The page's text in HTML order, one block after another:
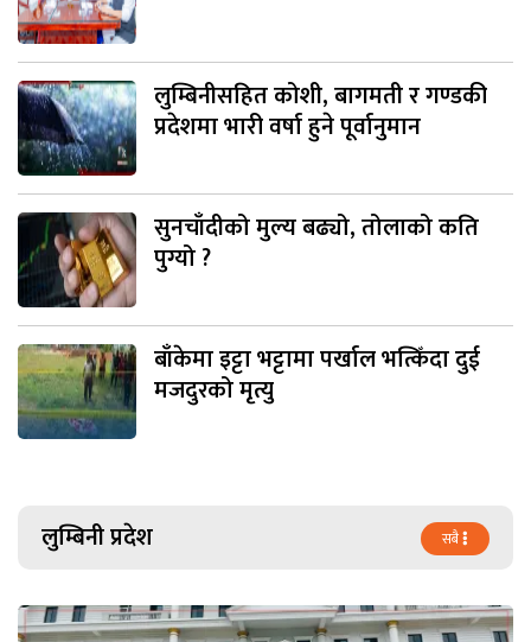
लुम्बिनीसहित कोशी, बागमती र गण्डकी
प्रदेशमा भारी वर्षा हुने पूर्वानुमान
सुनचाँदीको मुल्य बढ्यो, तोलाको कति
पुग्यो ?
बाँकेमा इट्टा भट्टामा पर्खाल भत्किँदा दुई
मजदुरको मृत्यु
लुम्बिनी प्रदेश सबै